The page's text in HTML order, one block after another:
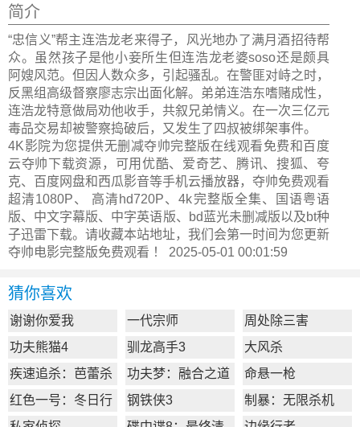
简介
“忠信义”帮主连浩龙老来得子，风光地办了满月酒招待帮
众。虽然孩子是他小妾所生但连浩龙老婆soso还是颇具
阿嫂风范。但因人数众多，引起骚乱。在警匪对峙之时，
反黑组高级督察廖志宗出面化解。弟弟连浩东嗜赌成性，
连浩龙特意做局劝他收手，共叙兄弟情义。在一次三亿元
毒品交易却被警察捣破后，又发生了四叔被绑架事件。
4K影院为您提供无删减夺帅完整版在线观看免费和百度
云夺帅下载资源，可用优酷、爱奇艺、腾讯、搜狐、夸
克、百度网盘和西瓜影音等手机云播放器，夺帅免费观看
超清1080P、 高清hd720P、4k完整版全集、国语粤语
版、中文字幕版、中字英语版、bd蓝光未删减版以及bt种
子迅雷下载。请收藏本站地址，我们会第一时间为您更新
夺帅电影完整版免费观看 ！ 2025-05-01 00:01:59
猜你喜欢
谢谢你爱我 一代宗师
周处除三害
功夫熊猫4
驯龙高手3
大风杀
疾速追杀：芭蕾杀
姬
功夫梦：融合之道
命悬一枪
红色一号：冬日行
动
钢铁侠3
制暴：无限杀机